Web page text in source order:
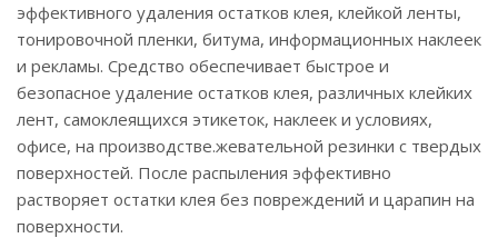
эффективного удаления остатков клея, клейкой ленты,
тонировочной пленки, битума, информационных наклеек
и рекламы. Средство обеспечивает быстрое и
безопасное удаление остатков клея, различных клейких
лент, самоклеящихся этикеток, наклеек и условиях,
офисе, на производстве.жевательной резинки с твердых
поверхностей. После распыления эффективно
растворяет остатки клея без повреждений и царапин на
поверхности.